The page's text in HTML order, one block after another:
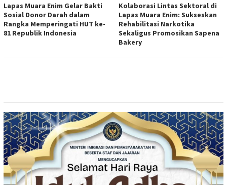
Lapas Muara Enim Gelar Bakti
Sosial Donor Darah dalam
Rangka Memperingati HUT ke-
81 Republik Indonesia
Kolaborasi Lintas Sektoral di
Lapas Muara Enim: Sukseskan
Rehabilitasi Narkotika
Sekaligus Promosikan Sapena
Bakery